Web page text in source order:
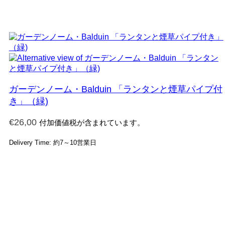
ガーデンノーム・Balduin 「ランタンと煙草パイプ付
き」（緑)
€26,00 付加価値税が含まれています。
Delivery Time: 約7～10営業日